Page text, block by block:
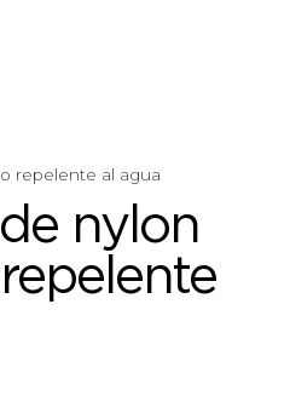
repelente al agua
nylon